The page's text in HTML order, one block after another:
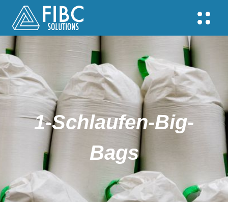
1-Schlaufen-Big-
Bags